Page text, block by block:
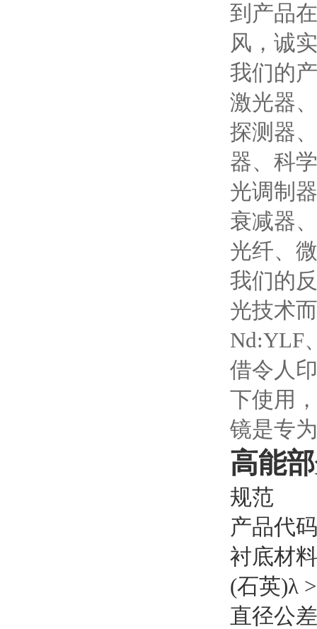
到产品
风，诚
我们的
激光器
探测器
器、科
光调制
衰减器
光纤、
我们的
光技术
Nd:YLF
借令人
下使用
镜是专
高能
规范
产品代
衬底材
(石英)λ
直径公